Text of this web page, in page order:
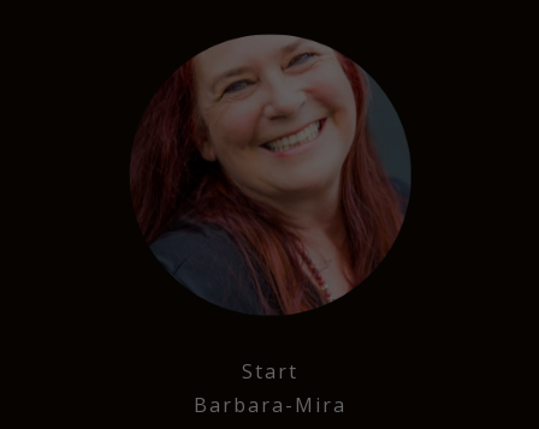
Start
Barbara-Mira